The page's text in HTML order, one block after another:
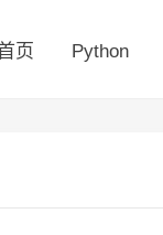
页 Python